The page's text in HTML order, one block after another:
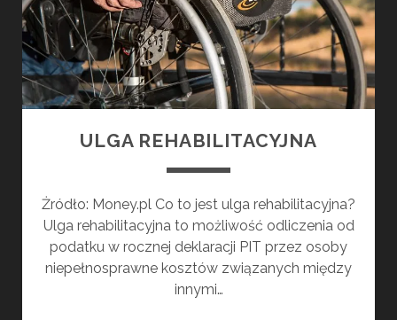
ULGA REHABILITACYJNA
Żródło: Money.pl Co to jest ulga rehabilitacyjna?
Ulga rehabilitacyjna to możliwość odliczenia od
podatku w rocznej deklaracji PIT przez osoby
niepełnosprawne kosztów związanych między
innymi…